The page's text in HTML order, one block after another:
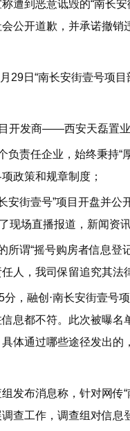
到恶意诋毁的“南长安
公开道歉，并承诺撤销
日“南长安街壹号项目
发商——西安天磊置业
任企业，始终秉持“厚
政策和规章制度；
街壹号”项目开盘并公
现场直播报道，新闻资
谓“摇号购房者信息登
人，我司保留追究其法
融创⋅南长安街壹号项
息都不符。此次被曝
体通过哪些途径发出的
布消息称，针对网传“
查工作，调查组对信